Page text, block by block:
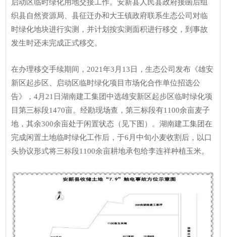
启动区临时绿化用地交接工作。安新县人民县政府接函后组
织县自然资源局、县征迁办和大王镇政府联系生态公司对临
时绿化地块进行实测，并计划按实测面积进行移交，到事故
发生时还未完成正式移交。
在办理移交手续期间，2021年3月13日，生态公司发布《雄安
新区起步区、启动区临时绿化项目市场化合作单位招选公
告》，4月21日湖南建工集团中选雄安新区起步区临时绿化项
目第三标段1470亩。经勘现场查，第三标段有1100余亩麦子
地，其余300余亩处于闲置状态（见下图）。湖南建工集团在
完成闲置土地临时绿化工作后，于6月中旬小麦收割后，以口
头协议形式将三标段1100余亩耕地承包给李连祥种植玉米。